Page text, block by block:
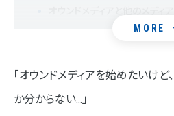
MORE
①ブランド認知の向上
②見込み客の獲得と育成
「オウンドメディアを始めたいけ
か分からない…」